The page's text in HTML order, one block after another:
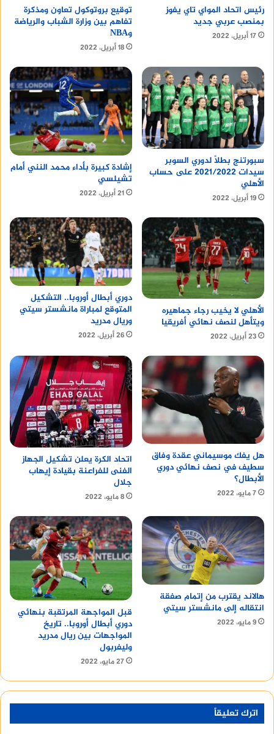
رئيس اتحاد المواي تاي يفوز
بمنصب عربي جديد
17 أبريل، 2022
توقيع بروتوكول تعاون ومذكرة
تفاهم بين وزارة الشباب والرياضة
وNBA
18 أبريل، 2022
سبورتنج بطلًا لدوري السوبر
سيدات 2021/2022 على حساب
الأهلي
19 أبريل، 2022
إشادة كبيرة بأداء محمد النني أمام
تشيلسي
21 أبريل، 2022
الأهلي لا يخيب رجاء جماهيره
ويتأهل لنصف نهائي أفريقيا
23 أبريل، 2022
دوري أبطال أوروبا.. التشكيل
المتوقع لمباراة مانشستر سيتي
وريال مدريد
26 أبريل، 2022
هل يفك موسيماني عقدة وفاق
سطيف في نصف نهائي دوري
الأبطال؟
7 مايو، 2022
اتحاد الكرة يعلن تشكيل الجهاز
الفنى للفراعنة بقيادة إيهاب
جلال
8 مايو، 2022
هالاند يقترب من إتمام صفقة
انتقاله إلى مانشستر سيتي
9 مايو، 2022
قبل المواجهة المرتقبة بنهائي
دوري أبطال أوروبا.. تاريخ
المواجهات بين ريال مدريد
وليفربول
27 مايو، 2022
اترك تعليقاً